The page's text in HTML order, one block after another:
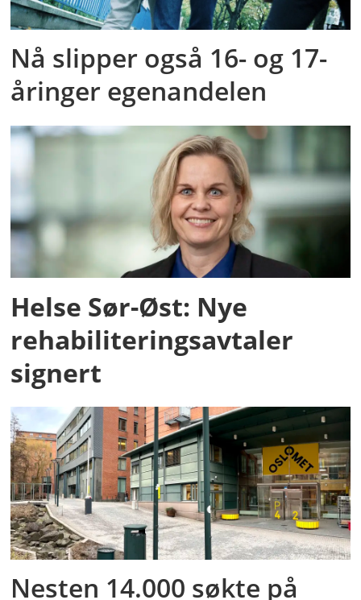
Nå slipper også 16- og 17-
åringer egenandelen
Helse Sør-Øst: Nye
rehabiliteringsavtaler
signert
Nesten 14.000 søkte på